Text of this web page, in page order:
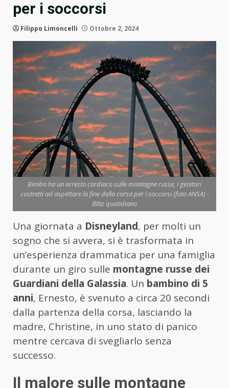
per i soccorsi
Filippo Limoncelli Ottobre 2, 2024
Bimbo ha un arresto cardiaco sulle montagne russe, i genitori
costretti ad aspettare la fine della corsa per i soccorsi (foto ANSA) -
Blitz quotidiano
Una giornata a Disneyland, per molti un
sogno che si avvera, si è trasformata in
un’esperienza drammatica per una famiglia
durante un giro sulle montagne russe dei
Guardiani della Galassia. Un bambino di 5
anni, Ernesto, è svenuto a circa 20 secondi
dalla partenza della corsa, lasciando la
madre, Christine, in uno stato di panico
mentre cercava di svegliarlo senza
successo.
Il malore sulle montagne